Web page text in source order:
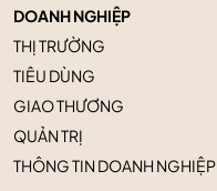
DOANH NGHIỆP
THỊ TRƯỜNG
TIÊU DÙNG
GIAO THƯƠNG
QUẢN TRỊ
THÔNG TIN DOANH NGHIỆP